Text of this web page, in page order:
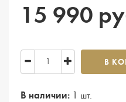
15 990
В
В наличии: 1 шт.